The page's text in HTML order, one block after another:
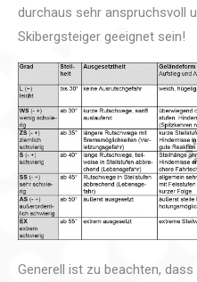
durchaus sehr anspruchsvoll
Skibergsteiger geeignet sein!
Generell ist zu beachten,